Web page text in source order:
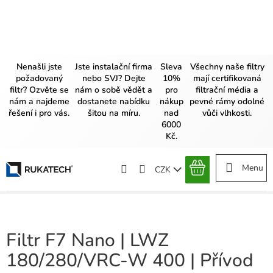
Nenašli jste
požadovaný
filtr? Ozvěte se
nám a najdeme
řešení i pro vás.
Jste instalační firma
nebo SVJ? Dejte
nám o sobě vědět a
dostanete nabídku
šitou na míru.
Sleva
10%
pro
nákup
nad
6000
Kč.
Všechny naše filtry
mají certifikovaná
filtrační média a
pevné rámy odolné
vůči vlhkosti.
CZK
NÁKUPNÍ
Filtr F7 Nano | LWZ
180/280/VRC-W 400 | Přívod